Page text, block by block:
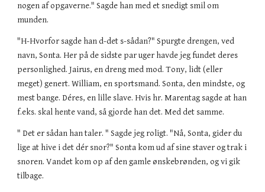
nogen af opgaverne." Sagde han med et snedigt smil om
munden.
"H-Hvorfor sagde han d-det s-sådan?" Spurgte drengen, ved
navn, Sonta. Her på de sidste par uger havde jeg fundet deres
personlighed. Jairus, en dreng med mod. Tony, lidt (eller
meget) genert. William, en sportsmand. Sonta, den mindste, og
mest bange. Déres, en lille slave. Hvis hr. Marentag sagde at han
f.eks. skal hente vand, så gjorde han det. Med det samme.
" Det er sådan han taler. " Sagde jeg roligt. "Nå, Sonta, gider du
lige at hive i det dér snor?" Sonta kom ud af sine staver og trak i
snoren. Vandet kom op af den gamle ønskebrønden, og vi gik
tilbage.